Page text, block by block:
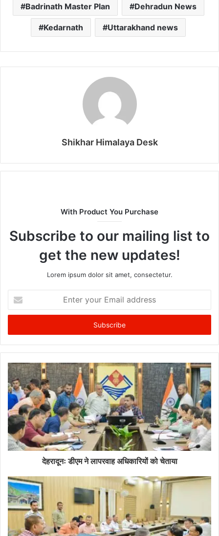
Badrinath Master Plan Dehradun News
Kedarnath Uttarakhand news
Shikhar Himalaya Desk
With Product You Purchase
Subscribe to our mailing list to
get the new updates!
Lorem ipsum dolor sit amet, consectetur.
your
Email
देहरादूनः डीएम ने लापरवाह अधिकारियों को चेताया